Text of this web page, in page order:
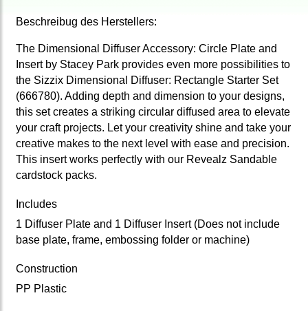
Beschreibug des Herstellers:
The Dimensional Diffuser Accessory: Circle Plate and
Insert by Stacey Park provides even more possibilities to
the Sizzix Dimensional Diffuser: Rectangle Starter Set
(666780). Adding depth and dimension to your designs,
this set creates a striking circular diffused area to elevate
your craft projects. Let your creativity shine and take your
creative makes to the next level with ease and precision.
This insert works perfectly with our Revealz Sandable
cardstock packs.
Includes
1 Diffuser Plate and 1 Diffuser Insert (Does not include
base plate, frame, embossing folder or machine)
Construction
PP Plastic